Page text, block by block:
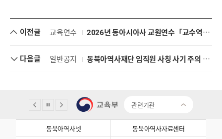
이전글 교육연수 2026년 동아시아사 교원연수「교수역량 Bulk Up 1·2기」 참가자 모집 공고
다음글 일반공지 동북아역사재단 임직원 사칭 사기 주의 안내
관련기관
동북아역사넷 동북아역사자료센터